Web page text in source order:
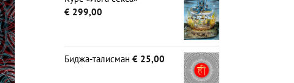
€ 299,00
Биджа-талисман € 25,00